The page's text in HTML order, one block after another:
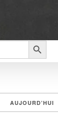
Search Button
AUJOURD’HUI